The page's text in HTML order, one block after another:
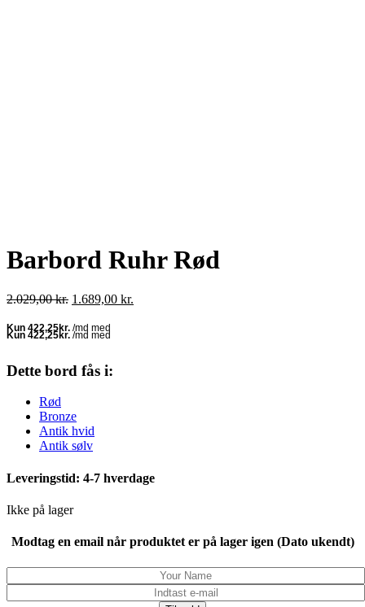
Barbord Ruhr Rød
2.029,00kr. Den
pris
var:
1.689,00 kr.
Dette bord fås i:
Rød
Bronze
Antik hvid
Antik sølv
Leveringstid: 4-7 hverdage
Ikke på lager
Modtag en email når produktet er på lager igen (Dato ukendt)